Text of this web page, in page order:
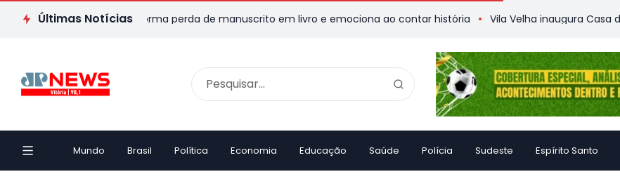
Últimas Notícias
capixaba transforma perda de manuscrito em livro e emociona ao contar história Vila Velha inaugura Casa da Memória
Mundo Brasil Política Economia Educação Saúde Polícia Sudeste Espírito Santo